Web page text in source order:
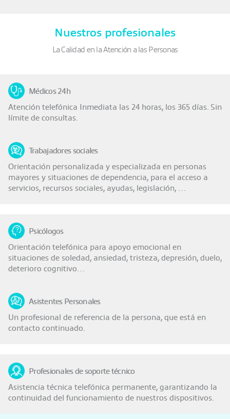
Nuestros profesionales
La Calidad en la Atención a las Personas
Médicos 24h
Atención telefónica Inmediata las 24 horas, los 365 días. Sin
límite de consultas.
Trabajadores sociales
Orientación personalizada y especializada en personas
mayores y situaciones de dependencia, para el acceso a
servicios, recursos sociales, ayudas, legislación, …
Psicólogos
Orientación telefónica para apoyo emocional en
situaciones de soledad, ansiedad, tristeza, depresión, duelo,
deterioro cognitivo…
Asistentes Personales
Un profesional de referencia de la persona, que está en
contacto continuado.
Profesionales de soporte técnico
Asistencia técnica telefónica permanente, garantizando la
continuidad del funcionamiento de nuestros dispositivos.